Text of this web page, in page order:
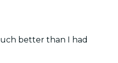
better than I had